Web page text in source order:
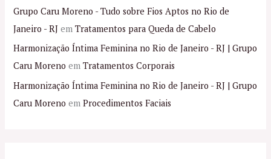
Grupo Caru Moreno - Tudo sobre Fios Aptos no Rio de
Janeiro - RJ emTratamentos para Queda de Cabelo
Harmonização Íntima Feminina no Rio de Janeiro - RJ | Grupo
Caru Moreno emTratamentos Corporais
Harmonização Íntima Feminina no Rio de Janeiro - RJ | Grupo
Caru Moreno emProcedimentos Faciais